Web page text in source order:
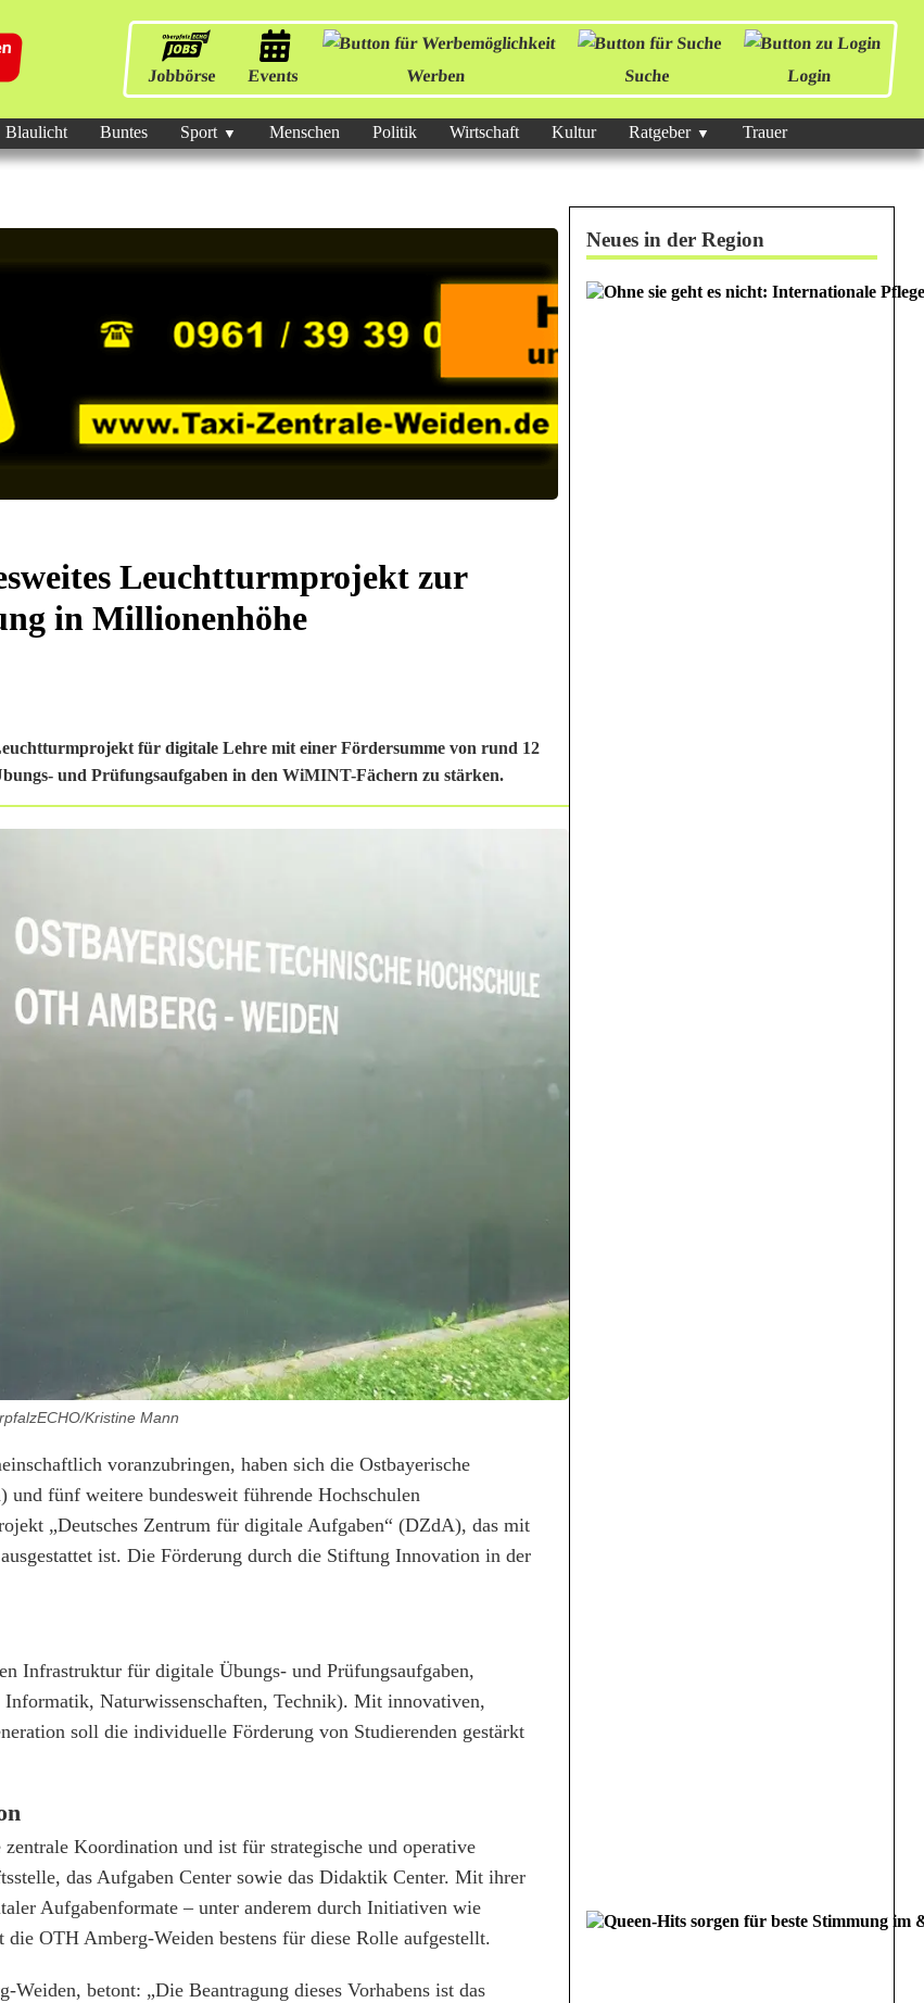
Jobbörse Events Werben Suche Login
Blaulicht Buntes Sport Menschen Politik Wirtschaft Kultur Ratgeber Trauer
Leuchtturmprojekt zur
in Millionenhöhe
für digitale Lehre mit einer Fördersumme von rund 12
und Prüfungsaufgaben in den WiMINT-Fächern zu stärken.
Kristine Mann
voranzubringen, haben sich die Ostbayerische
fünf weitere bundesweit führende Hochschulen
„Deutsches Zentrum für digitale Aufgaben“ (DZdA), das mit
ist. Die Förderung durch die Stiftung Innovation in der
Infrastruktur für digitale Übungs- und Prüfungsaufgaben,
Naturwissenschaften, Technik). Mit innovativen,
soll die individuelle Förderung von Studierenden gestärkt
Koordination und ist für strategische und operative
das Aufgaben Center sowie das Didaktik Center. Mit ihrer
Aufgabenformate – unter anderem durch Initiativen wie
OTH Amberg-Weiden bestens für diese Rolle aufgestellt.
betont: „Die Beantragung dieses Vorhabens ist das
Neues in der Region